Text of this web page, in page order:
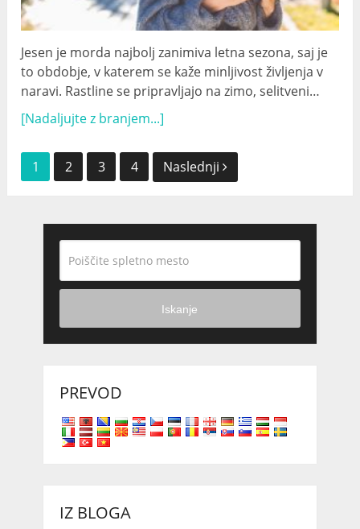
Jesen je morda najbolj zanimiva letna sezona, saj je
to obdobje, v katerem se kaže minljivost življenja v
naravi. Rastline se pripravljajo na zimo, selitveni…
[Nadaljujte z branjem...]
Navigacija
objavah
1 2 3 4 Naslednji
Iskanje
PREVOD
IZ BLOGA